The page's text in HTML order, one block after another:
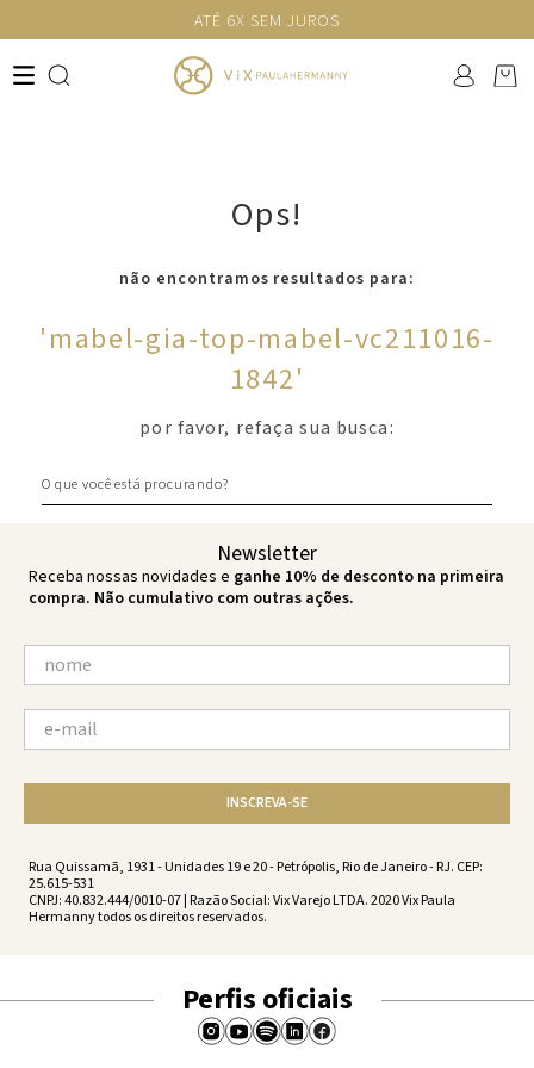
ATÉ 6X SEM JUROS
Ops!
não encontramos resultados para:
'mabel-gia-top-mabel-vc211016-
1842'
por favor, refaça sua busca:
Newsletter
Receba nossas novidades e ganhe 10% de desconto na primeira
compra. Não cumulativo com outras ações.
INSCREVA-SE
Rua Quissamã, 1931 - Unidades 19 e 20 - Petrópolis, Rio de Janeiro - RJ. CEP:
25.615-531
CNPJ: 40.832.444/0010-07 | Razão Social: Vix Varejo LTDA. 2020 Vix Paula
Hermanny todos os direitos reservados.
Perfis oficiais